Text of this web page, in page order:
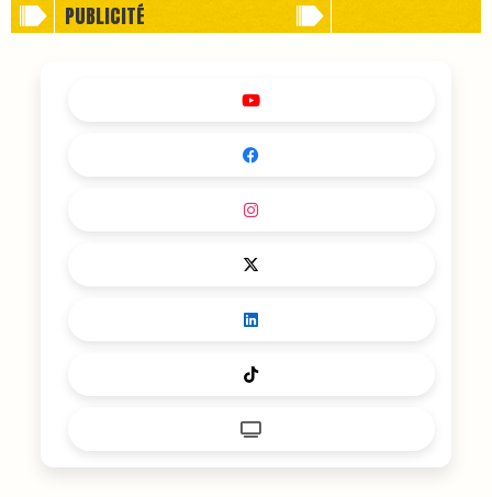
PUBLICITÉ